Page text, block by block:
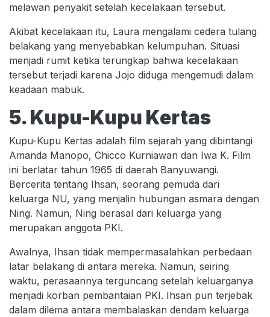
melawan penyakit setelah kecelakaan tersebut.
Akibat kecelakaan itu, Laura mengalami cedera tulang
belakang yang menyebabkan kelumpuhan. Situasi
menjadi rumit ketika terungkap bahwa kecelakaan
tersebut terjadi karena Jojo diduga mengemudi dalam
keadaan mabuk.
5. Kupu-Kupu Kertas
Kupu-Kupu Kertas adalah film sejarah yang dibintangi
Amanda Manopo, Chicco Kurniawan dan Iwa K. Film
ini berlatar tahun 1965 di daerah Banyuwangi.
Bercerita tentang Ihsan, seorang pemuda dari
keluarga NU, yang menjalin hubungan asmara dengan
Ning. Namun, Ning berasal dari keluarga yang
merupakan anggota PKI.
Awalnya, Ihsan tidak mempermasalahkan perbedaan
latar belakang di antara mereka. Namun, seiring
waktu, perasaannya terguncang setelah keluarganya
menjadi korban pembantaian PKI. Ihsan pun terjebak
dalam dilema antara membalaskan dendam keluarga